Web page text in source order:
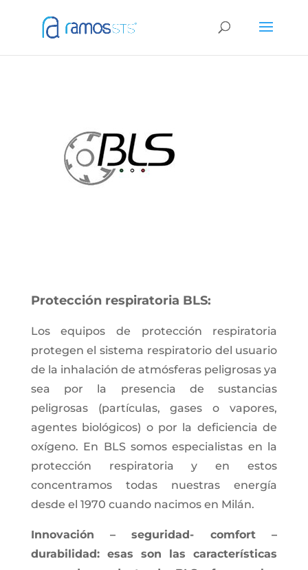
Protección respiratoria BLS:
Los equipos de protección respiratoria
protegen el sistema respiratorio del usuario
de la inhalación de atmósferas peligrosas ya
sea por la presencia de sustancias
peligrosas (partículas, gases o vapores,
agentes biológicos) o por la deficiencia de
oxígeno. En BLS somos especialistas en la
protección respiratoria y en estos
concentramos todas nuestras energía
desde el 1970 cuando nacimos en Milán.
Innovación – seguridad- comfort –
durabilidad: esas son las características